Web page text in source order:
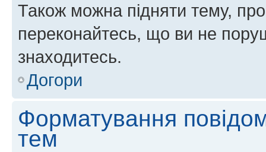
Також можна підняти тему,
переконайтесь, що ви не
знаходитесь.
Догори
Форматування
тем